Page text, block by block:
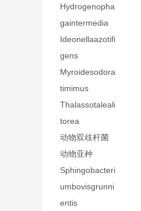
Hydrogenopha
gaintermedia
Ideonellaazotifi
gens
Myroidesodora
timimus
Thalassotaleali
torea
动物双歧杆菌
动物亚种
Sphingobacteri
umbovisgrunni
entis